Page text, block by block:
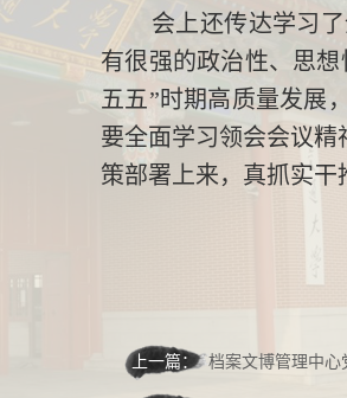
会上还传达学习
有很强的政治性、思
五五”时期高质量发展
要全面学习领会会议
策部署上来，真抓实
上一篇： 档案文博管理中心